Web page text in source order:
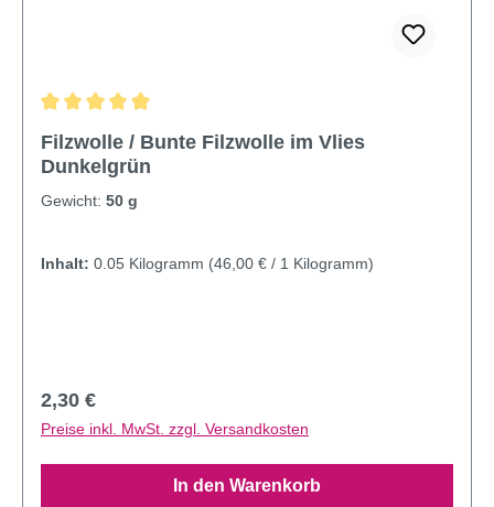
Filzwolle / Bunte Filzwolle im Vlies
Dunkelgrün
Gewicht: 50 g
Inhalt: 0.05 Kilogramm (46,00 € / 1 Kilogramm)
Regulärer Preis:
2,30 €
Preise inkl. MwSt. zzgl. Versandkosten
In den Warenkorb